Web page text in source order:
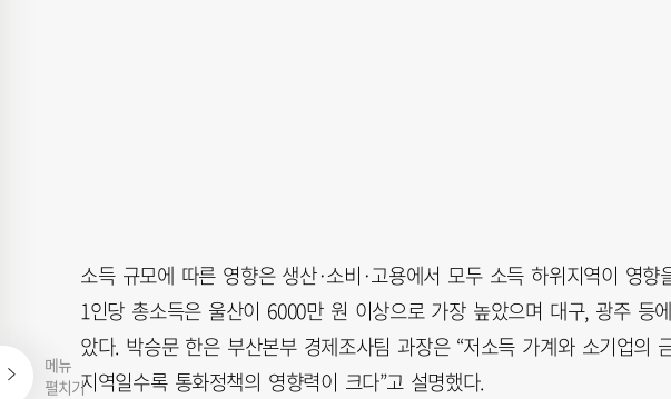
메뉴
펼치기
소득 규모에 따른 영향은 생산·소비·고용에서 모두 소득 하위지역이 영
1인당 총소득은 울산이 6000만 원 이상으로 가장 높았으며 대구, 광주 등
았다. 박승문 한은 부산본부 경제조사팀 과장은 “저소득 가계와 소기업의
지역일수록 통화정책의 영향력이 크다”고 설명했다.